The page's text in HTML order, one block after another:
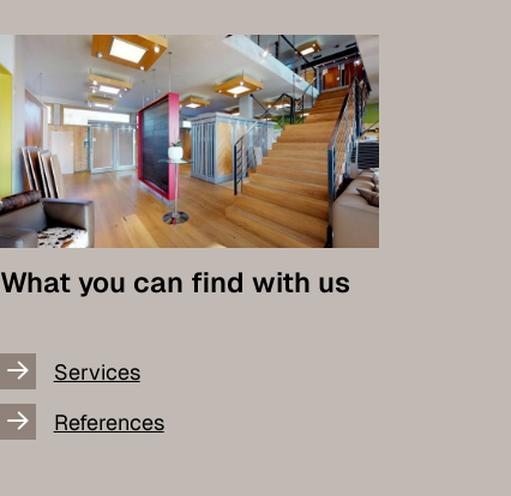
What you can find with us
Services
References